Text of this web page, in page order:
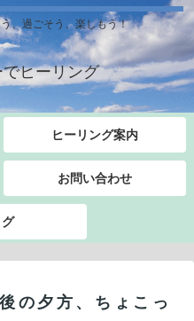
、過ごそう、楽しもう！
ヒーリング
ヒーリング案内
お問い合わせ
の夕方、ちょこっ